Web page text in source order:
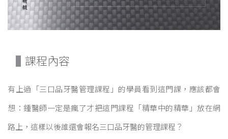
課程內容
有上過「三口品牙醫管理課程」的學員看到這門課，應該都會
想：鍾醫師一定是瘋了才把這門課程「精華中的精華」放在網
路上，這樣以後誰還會報名三口品牙醫的管理課程？